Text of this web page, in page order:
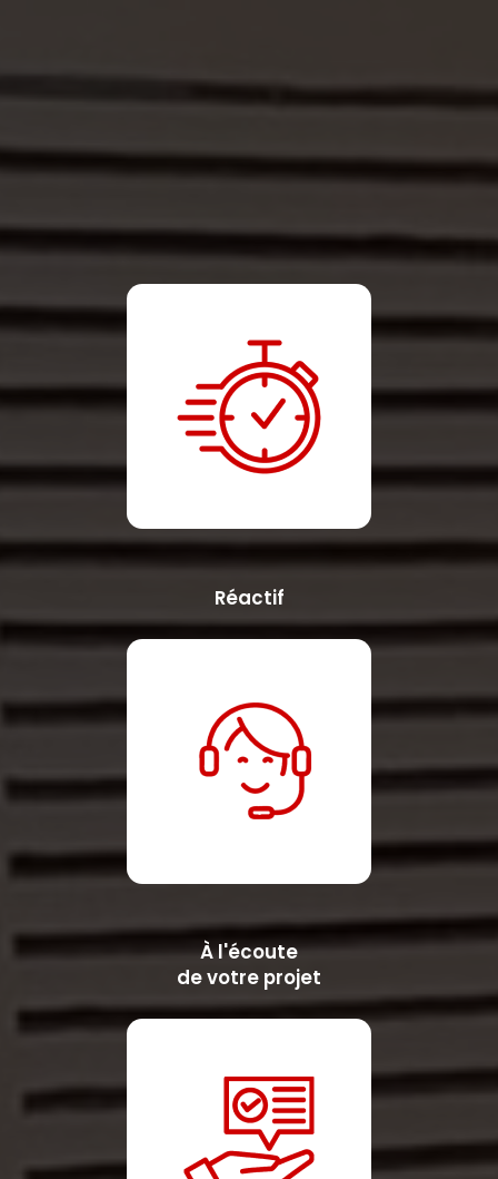
Réactif
À l'écoute
de votre projet